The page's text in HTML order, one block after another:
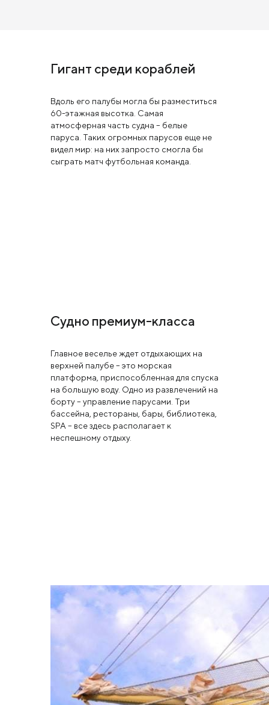
Гигант среди кораблей
Вдоль его палубы могла бы разместиться
60-этажная высотка. Самая
атмосферная часть судна – белые
паруса. Таких огромных парусов еще не
видел мир: на них запросто смогла бы
сыграть матч футбольная команда.
Судно премиум-класса
Главное веселье ждет отдыхающих на
верхней палубе – это морская
платформа, приспособленная для спуска
на большую воду. Одно из развлечений на
борту – управление парусами. Три
бассейна, рестораны, бары, библиотека,
SPA – все здесь располагает к
неспешному отдыху.